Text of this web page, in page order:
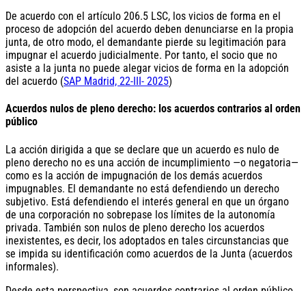
De acuerdo con el artículo 206.5 LSC, los vicios de forma en el
proceso de adopción del acuerdo deben denunciarse en la propia
junta, de otro modo, el demandante pierde su legitimación para
impugnar el acuerdo judicialmente. Por tanto, el socio que no
asiste a la junta no puede alegar vicios de forma en la adopción
del acuerdo (SAP Madrid, 22-III- 2025)
Acuerdos nulos de pleno derecho: los acuerdos contrarios al orden
público
La acción dirigida a que se declare que un acuerdo es nulo de
pleno derecho no es una acción de incumplimiento —o negatoria—
como es la acción de impugnación de los demás acuerdos
impugnables. El demandante no está defendiendo un derecho
subjetivo. Está defendiendo el interés general en que un órgano
de una corporación no sobrepase los límites de la autonomía
privada. También son nulos de pleno derecho los acuerdos
inexistentes, es decir, los adoptados en tales circunstancias que
se impida su identificación como acuerdos de la Junta (acuerdos
informales).